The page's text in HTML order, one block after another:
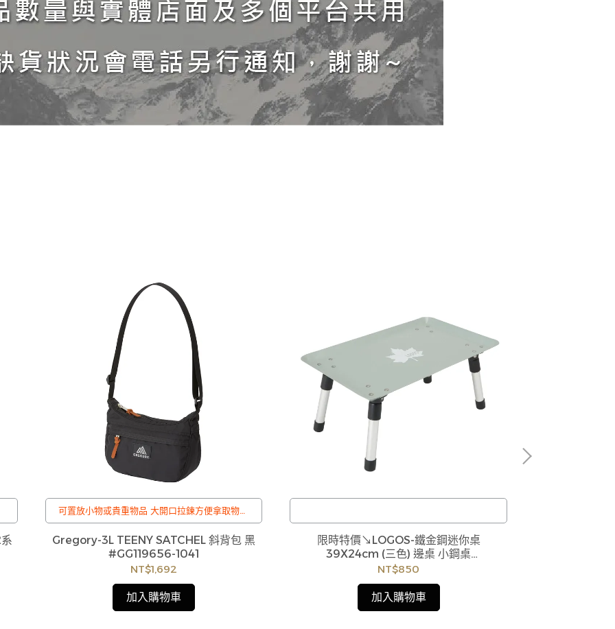
可置放小物或貴重物品 大開口拉鍊方便拿取物品
可調式肩背帶
/
訂購注意事項 :
商品流動性快且多個平台共用庫存，偶有下單後
缺貨情形，客服人員將立即與您聯繫交期或更換
商品，如無法出貨，本公司將有權取消訂單，造
成不便尚請見諒。如遇庫存不足無法下單，亦歡
迎洽詢客服。
Gregory-3L TEENY SATCHEL 斜背包 黑
#GG119656-1041
NT$1,692
加入購物車
訂購注意事項 :
商品流動性快且多個平台共用庫存，偶有下單後
缺貨情形，客服人員將立即與您聯繫交期或更換
商品，如無法出貨，本公司將有權取消訂單，造
成不便尚請見諒。如遇庫存不足無法下單，亦歡
迎洽詢客服。
限時特價↘LOGOS-鐵金鋼迷你桌
39X24cm (三色) 邊桌 小鋼桌
#73189049#73189050 #73189051
NT$850
加入購物車